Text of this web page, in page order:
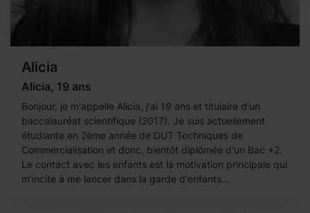
Alicia
Alicia, 19 ans
Bonjour, je m'appelle Alicia, j'ai 19 ans et titulaire d'un
baccalauréat scientifique (2017). Je suis actuellement
étudiante en 2ème année de DUT Techniques de
Commercialisation et donc, bientôt diplômée d'un Bac +2.
Le contact avec les enfants est la motivation principale qui
m'incite à me lancer dans la garde d'enfants...